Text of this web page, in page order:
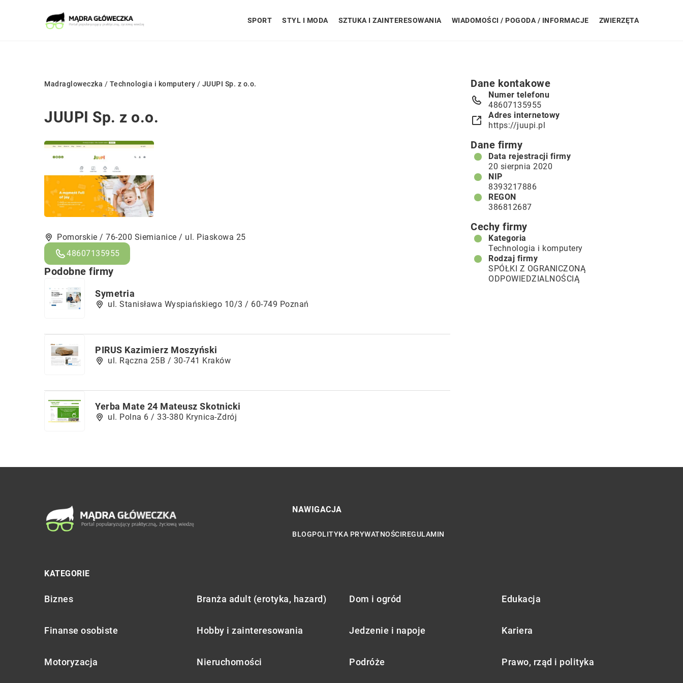
SPORT STYL I MODA SZTUKA I ZAINTERESOWANIA WIADOMOŚCI / POGODA / INFORMACJE ZWIERZĘTA
Madragloweczka / Technologia i komputery / JUUPI Sp. z o.o.
JUUPI Sp. z o.o.
Pomorskie / 76-200 Siemianice / ul. Piaskowa 25
48607135955
Podobne firmy
Symetria
ul. Stanisława Wyspiańskiego 10/3 / 60-749 Poznań
PIRUS Kazimierz Moszyński
ul. Rączna 25B / 30-741 Kraków
Yerba Mate 24 Mateusz Skotnicki
ul. Polna 6 / 33-380 Krynica-Zdrój
Dane kontakowe
Numer telefonu
48607135955
Adres internetowy
https://juupi.pl
Dane firmy
Data rejestracji firmy
20 sierpnia 2020
NIP
8393217886
REGON
386812687
Cechy firmy
Kategoria
Technologia i komputery
Rodzaj firmy
SPÓŁKI Z OGRANICZONĄ
ODPOWIEDZIALNOŚCIĄ
NAWIGACJA
BLOGPOLITYKA PRYWATNOŚCIREGULAMIN
KATEGORIE
Biznes Branża adult (erotyka, hazard) Dom i ogród Edukacja
Finanse osobiste Hobby i zainteresowania Jedzenie i napoje Kariera
Motoryzacja Nieruchomości Podróże Prawo, rząd i polityka